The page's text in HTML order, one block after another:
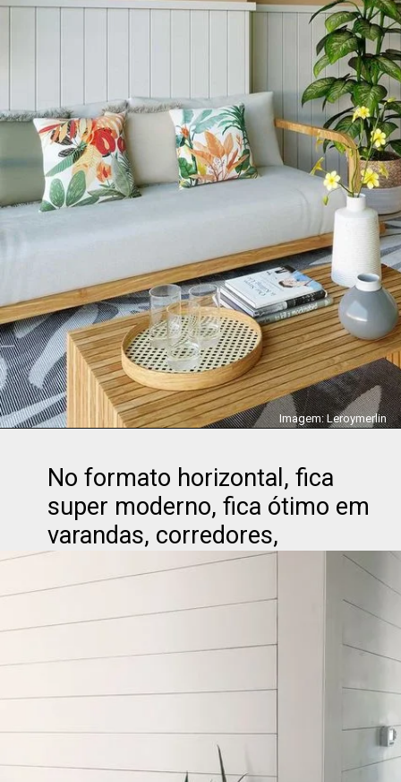
Imagem: Leroymerlin
No formato horizontal, fica
super moderno, fica ótimo em
varandas, corredores,